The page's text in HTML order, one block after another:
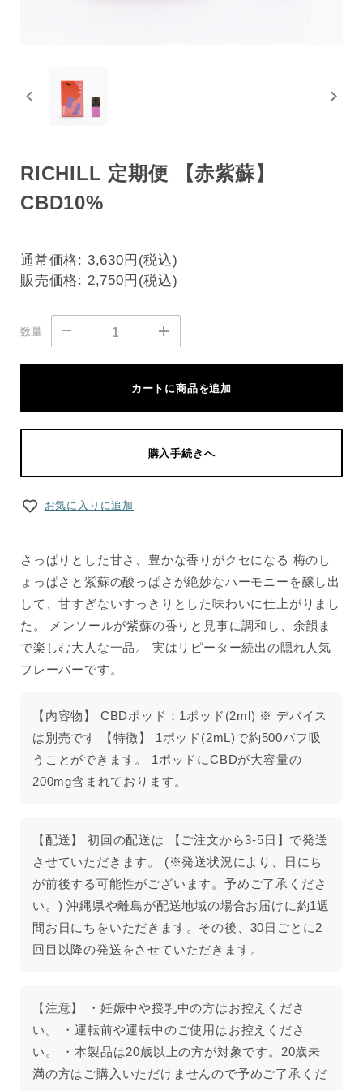
RICHILL 定期便 【赤紫蘇】
CBD10%
通常価格: 3,630円
販売価格: 2,750円
数量
カートに商品を追加
購入手続きへ
お気に入りに追加
さっぱりとした甘さ、豊かな香りがクセになる 梅のし
ょっぱさと紫蘇の酸っぱさが絶妙なハーモニーを醸し出
して、甘すぎないすっきりとした味わいに仕上がりまし
た。 メンソールが紫蘇の香りと見事に調和し、余韻ま
で楽しむ大人な一品。 実はリピーター続出の隠れ人気
フレーバーです。
【内容物】 CBDポッド：1ポッド(2ml) ※ デバイス
は別売です 【特徴】 1ポッド(2mL)で約500パフ吸
うことができます。 1ポッドにCBDが大容量の
200mg含まれております。
【配送】 初回の配送は 【ご注文から3-5日】で発送
させていただきます。 (※発送状況により、日にち
が前後する可能性がございます。予めご了承くださ
い。) 沖縄県や離島が配送地域の場合お届けに約1週
間お日にちをいただきます。その後、30日ごとに2
回目以降の発送をさせていただきます。
【注意】 ・妊娠中や授乳中の方はお控えくださ
い。 ・運転前や運転中のご使用はお控えくださ
い。 ・本製品は20歳以上の方が対象です。20歳未
満の方はご購入いただけませんので予めご了承くだ